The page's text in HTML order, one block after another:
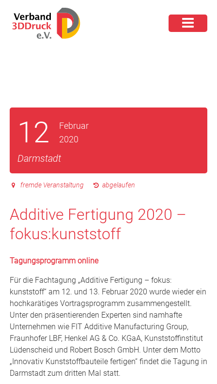
12
Februar
2020
Darmstadt
fremde Veranstaltung abgelaufen
Additive Fertigung 2020 –
fokus:kunststoff
Tagungsprogramm online
Für die Fachtagung „Additive Fertigung – fokus:
kunststoff“ am 12. und 13. Februar 2020 wurde wieder ein
hochkarätiges Vortragsprogramm zusammengestellt.
Unter den präsentierenden Experten sind namhafte
Unternehmen wie FIT Additive Manufacturing Group,
Fraunhofer LBF, Henkel AG & Co. KGaA, Kunststoffinstitut
Lüdenscheid und Robert Bosch GmbH. Unter dem Motto
„Innovativ Kunststoffbauteile fertigen“ findet die Tagung in
Darmstadt zum dritten Mal statt.